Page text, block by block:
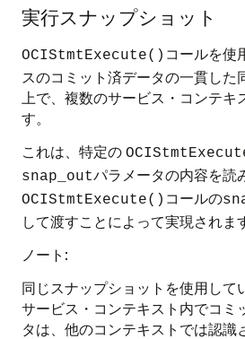
実行スナップショット
OCIStmtExecute() コールを使
スのコミット済データの一貫した
上で、複数のサービス・コンテキ
す。
これは、特定の
snap_outパラメータの内容を読
OCIStmtExecute() コールの
して渡すことによって実現されま
ノート:
同じスナップショットを使用して
サービス・コンテキスト内でコミ
タは、他のコンテキストでは認識